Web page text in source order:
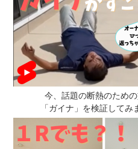
今、話題の断熱のための
「ガイナ」を検証してみ